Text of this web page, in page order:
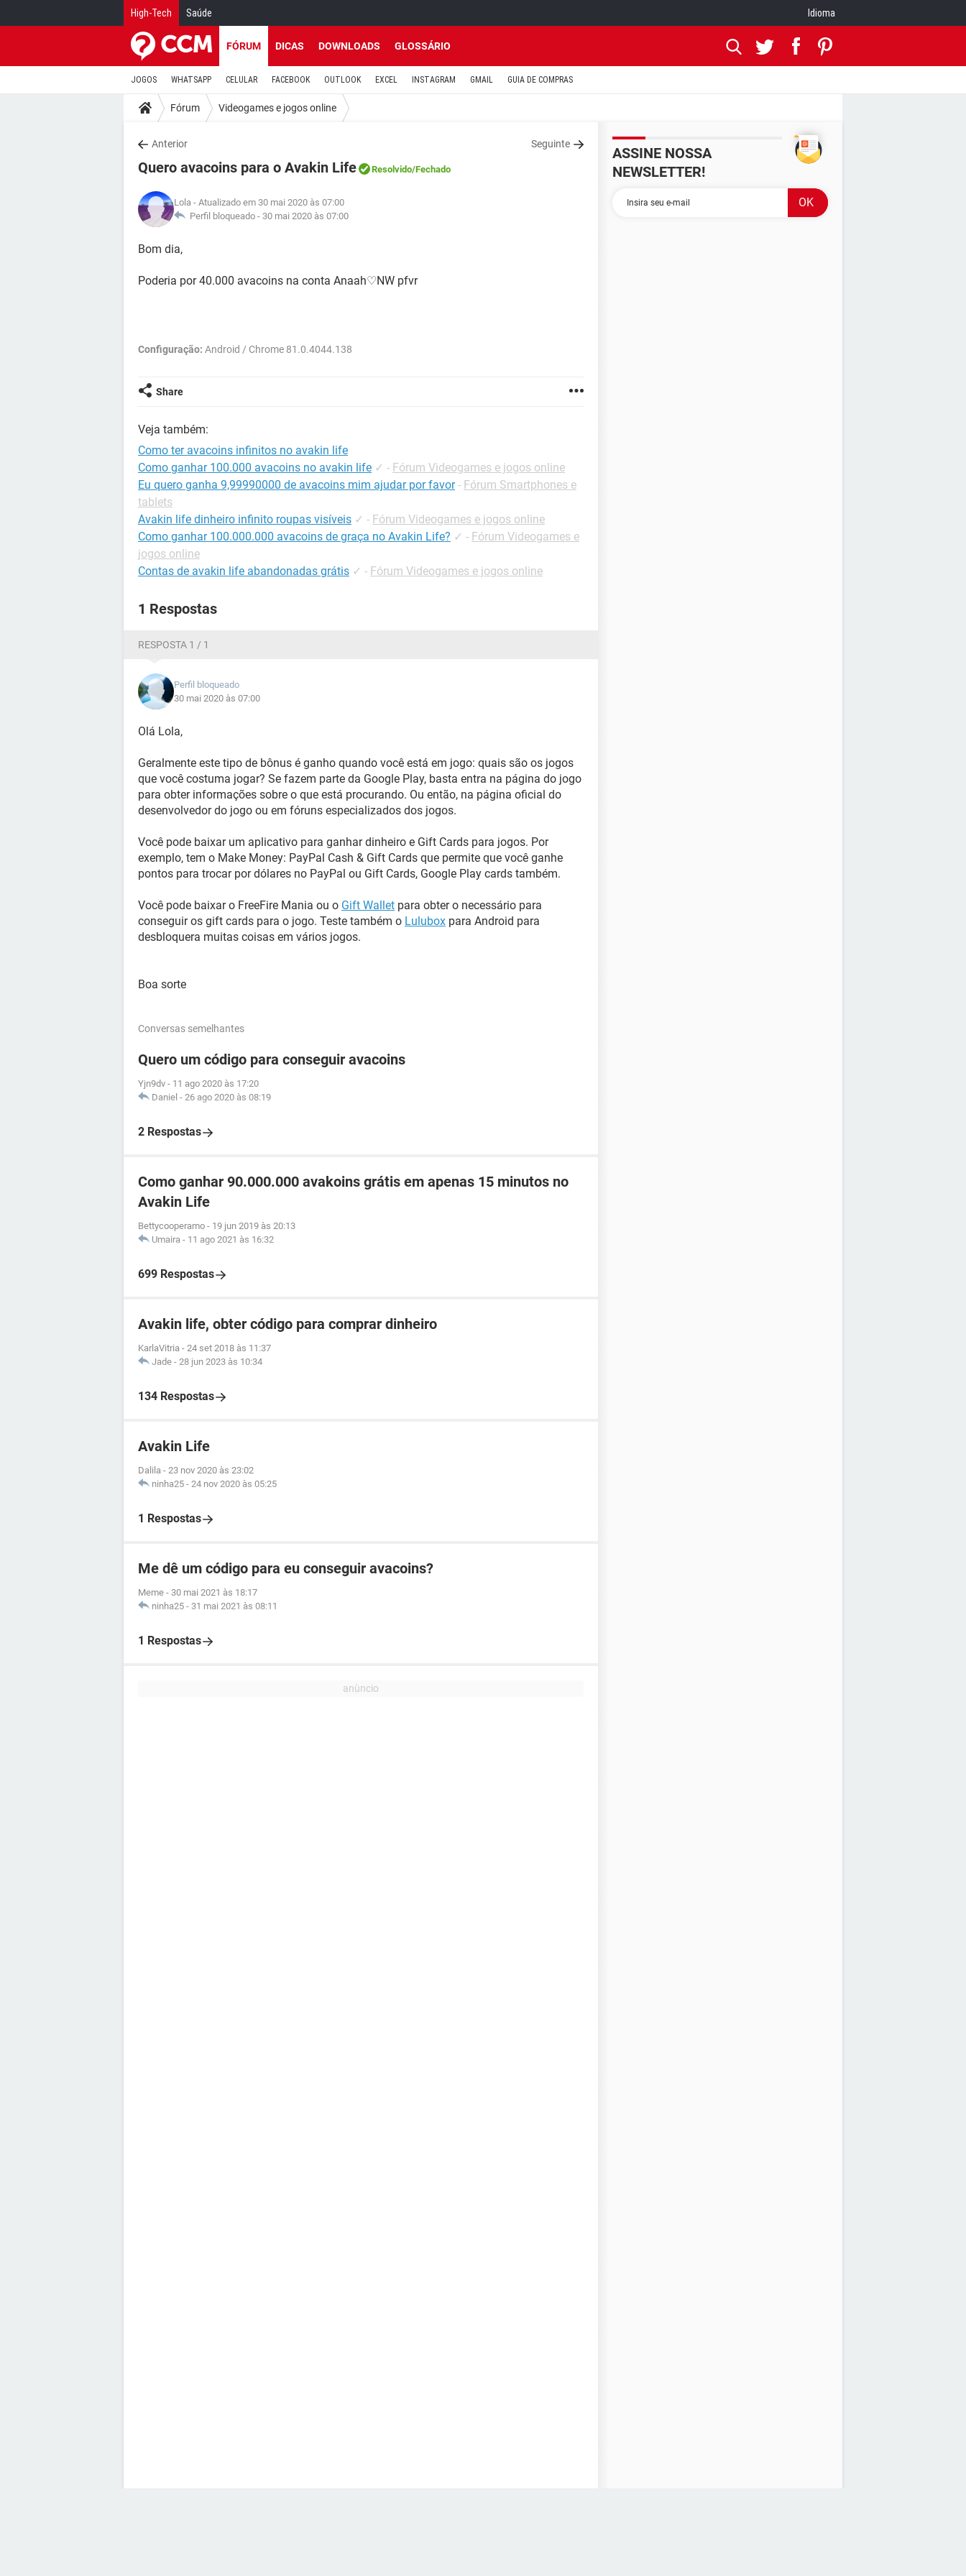
High-Tech Saúde Idioma
FÓRUM DICAS DOWNLOADS GLOSSÁRIO
JOGOS WHATSAPP CELULAR FACEBOOK OUTLOOK EXCEL INSTAGRAM GMAIL GUIA DE COMPRAS
Fórum Videogames e jogos online
Anterior Seguinte
Quero avacoins para o Avakin Life Resolvido/Fechado
Lola - Atualizado em 30 mai 2020 às 07:00
Perfil bloqueado - 30 mai 2020 às 07:00
Bom dia,
Poderia por 40.000 avacoins na conta Anaah♡NW pfvr
Configuração: Android / Chrome 81.0.4044.138
Share
Veja também:
Como ter avacoins infinitos no avakin life
Como ganhar 100.000 avacoins no avakin life ✓ - Fórum Videogames e jogos online
Eu quero ganha 9,99990000 de avacoins mim ajudar por favor - Fórum Smartphones e
tablets
Avakin life dinheiro infinito roupas visíveis ✓ - Fórum Videogames e jogos online
Como ganhar 100.000.000 avacoins de graça no Avakin Life? ✓ - Fórum Videogames e
jogos online
Contas de avakin life abandonadas grátis ✓ - Fórum Videogames e jogos online
1 Respostas
RESPOSTA 1 / 1
Perfil bloqueado
30 mai 2020 às 07:00
Olá Lola,
Geralmente este tipo de bônus é ganho quando você está em jogo: quais são os jogos
que você costuma jogar? Se fazem parte da Google Play, basta entra na página do jogo
para obter informações sobre o que está procurando. Ou então, na página oficial do
desenvolvedor do jogo ou em fóruns especializados dos jogos.
Você pode baixar um aplicativo para ganhar dinheiro e Gift Cards para jogos. Por
exemplo, tem o Make Money: PayPal Cash & Gift Cards que permite que você ganhe
pontos para trocar por dólares no PayPal ou Gift Cards, Google Play cards também.
Você pode baixar o FreeFire Mania ou o Gift Wallet para obter o necessário para
conseguir os gift cards para o jogo. Teste também o Lulubox para Android para
desbloquera muitas coisas em vários jogos.
Boa sorte
Conversas semelhantes
Quero um código para conseguir avacoins
Yjn9dv - 11 ago 2020 às 17:20
Daniel - 26 ago 2020 às 08:19
2 Respostas
Como ganhar 90.000.000 avakoins grátis em apenas 15 minutos no
Avakin Life
Bettycooperamo - 19 jun 2019 às 20:13
Umaira - 11 ago 2021 às 16:32
699 Respostas
Avakin life, obter código para comprar dinheiro
KarlaVitria - 24 set 2018 às 11:37
Jade - 28 jun 2023 às 10:34
134 Respostas
Avakin Life
Dalila - 23 nov 2020 às 23:02
ninha25 - 24 nov 2020 às 05:25
1 Respostas
Me dê um código para eu conseguir avacoins?
Meme - 30 mai 2021 às 18:17
ninha25 - 31 mai 2021 às 08:11
1 Respostas
ASSINE NOSSA
NEWSLETTER!